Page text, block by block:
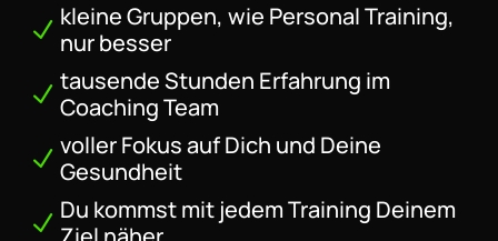
N kleine Gruppen, wie Personal Training,
nur besser
N tausende Stunden Erfahrung im
Coaching Team
N voller Fokus auf Dich und Deine
Gesundheit
N Du kommst mit jedem Training Deinem